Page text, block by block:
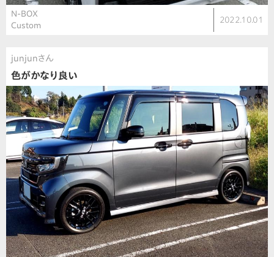
N-BOX
Custom
2022.10.01
junjunさん
色がかなり良い